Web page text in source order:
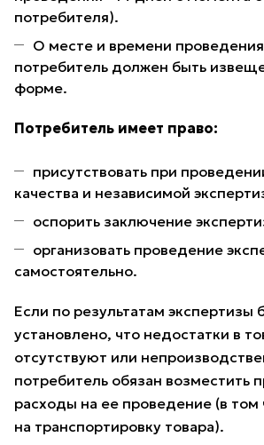
потребителя).
О месте и времени
потребитель должен быть
форме.
Потребитель имеет право:
присутствовать при
качества и независимой
оспорить заключение
организовать проведение
самостоятельно.
Если по результатам экспертизы
установлено, что недостатки в
отсутствуют или
потребитель обязан возместить
расходы на ее проведение (в том
на транспортировку товара).